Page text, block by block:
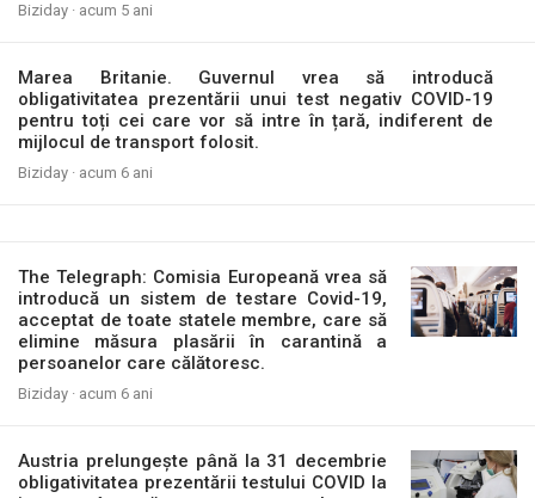
Biziday · acum 5 ani
Marea Britanie. Guvernul vrea să introducă
obligativitatea prezentării unui test negativ COVID-19
pentru toți cei care vor să intre în țară, indiferent de
mijlocul de transport folosit.
Biziday · acum 6 ani
The Telegraph: Comisia Europeană vrea să
introducă un sistem de testare Covid-19,
acceptat de toate statele membre, care să
elimine măsura plasării în carantină a
persoanelor care călătoresc.
Biziday · acum 6 ani
Austria prelungește până la 31 decembrie
obligativitatea prezentării testului COVID la